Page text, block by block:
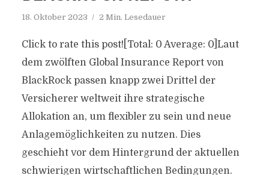
18. Oktober 2023 2 Min. Lesedauer
Click to rate this post![Total: 0 Average: 0]Laut
dem zwölften Global Insurance Report von
BlackRock passen knapp zwei Drittel der
Versicherer weltweit ihre strategische
Allokation an, um flexibler zu sein und neue
Anlagemöglichkeiten zu nutzen. Dies
geschieht vor dem Hintergrund der aktuellen
schwierigen wirtschaftlichen Bedingungen.